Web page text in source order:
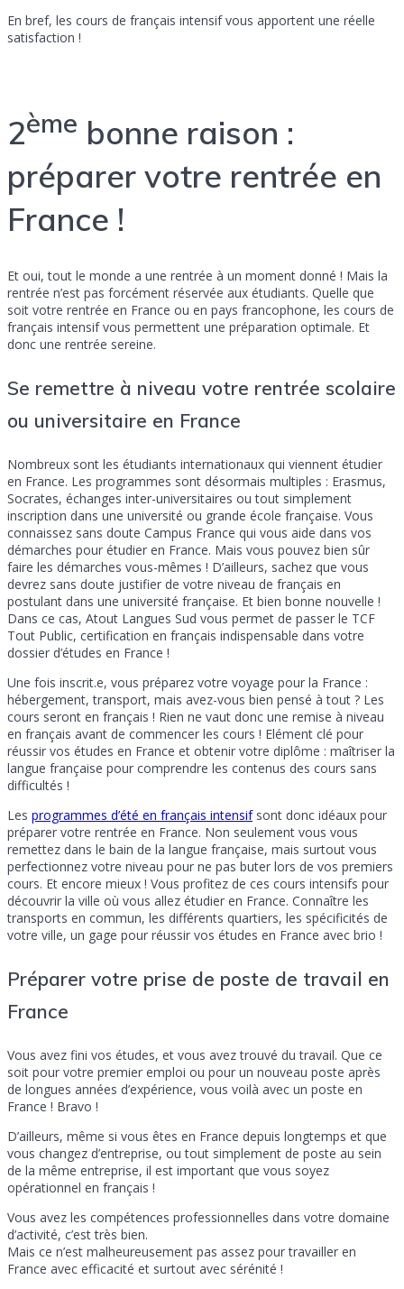
En bref, les cours de français intensif vous apportent une réelle
satisfaction !
2ème bonne raison :
préparer votre rentrée en
France !
Et oui, tout le monde a une rentrée à un moment donné ! Mais la
rentrée n’est pas forcément réservée aux étudiants. Quelle que
soit votre rentrée en France ou en pays francophone, les cours de
français intensif vous permettent une préparation optimale. Et
donc une rentrée sereine.
Se remettre à niveau votre rentrée scolaire
ou universitaire en France
Nombreux sont les étudiants internationaux qui viennent étudier
en France. Les programmes sont désormais multiples : Erasmus,
Socrates, échanges inter-universitaires ou tout simplement
inscription dans une université ou grande école française. Vous
connaissez sans doute Campus France qui vous aide dans vos
démarches pour étudier en France. Mais vous pouvez bien sûr
faire les démarches vous-mêmes ! D’ailleurs, sachez que vous
devrez sans doute justifier de votre niveau de français en
postulant dans une université française. Et bien bonne nouvelle !
Dans ce cas, Atout Langues Sud vous permet de passer le TCF
Tout Public, certification en français indispensable dans votre
dossier d’études en France !
Une fois inscrit.e, vous préparez votre voyage pour la France :
hébergement, transport, mais avez-vous bien pensé à tout ? Les
cours seront en français ! Rien ne vaut donc une remise à niveau
en français avant de commencer les cours ! Elément clé pour
réussir vos études en France et obtenir votre diplôme : maîtriser la
langue française pour comprendre les contenus des cours sans
difficultés !
Les programmes d’été en français intensifsont donc idéaux pour
préparer votre rentrée en France. Non seulement vous vous
remettez dans le bain de la langue française, mais surtout vous
perfectionnez votre niveau pour ne pas buter lors de vos premiers
cours. Et encore mieux ! Vous profitez de ces cours intensifs pour
découvrir la ville où vous allez étudier en France. Connaître les
transports en commun, les différents quartiers, les spécificités de
votre ville, un gage pour réussir vos études en France avec brio !
Préparer votre prise de poste de travail en
France
Vous avez fini vos études, et vous avez trouvé du travail. Que ce
soit pour votre premier emploi ou pour un nouveau poste après
de longues années d’expérience, vous voilà avec un poste en
France ! Bravo !
D’ailleurs, même si vous êtes en France depuis longtemps et que
vous changez d’entreprise, ou tout simplement de poste au sein
de la même entreprise, il est important que vous soyez
opérationnel en français !
Vous avez les compétences professionnelles dans votre domaine
d’activité, c’est très bien.
Mais ce n’est malheureusement pas assez pour travailler en
France avec efficacité et surtout avec sérénité !